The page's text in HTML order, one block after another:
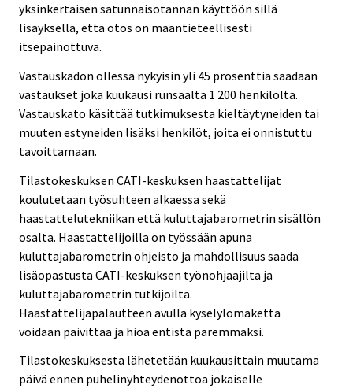
yksinkertaisen satunnaisotannan käyttöön sillä
lisäyksellä, että otos on maantieteellisesti
itsepainottuva.
Vastauskadon ollessa nykyisin yli 45 prosenttia saadaan
vastaukset joka kuukausi runsaalta 1 200 henkilöltä.
Vastauskato käsittää tutkimuksesta kieltäytyneiden tai
muuten estyneiden lisäksi henkilöt, joita ei onnistuttu
tavoittamaan.
Tilastokeskuksen CATI-keskuksen haastattelijat
koulutetaan työsuhteen alkaessa sekä
haastattelutekniikan että kuluttajabarometrin sisällön
osalta. Haastattelijoilla on työssään apuna
kuluttajabarometrin ohjeisto ja mahdollisuus saada
lisäopastusta CATI-keskuksen työnohjaajilta ja
kuluttajabarometrin tutkijoilta.
Haastattelijapalautteen avulla kyselylomaketta
voidaan päivittää ja hioa entistä paremmaksi.
Tilastokeskuksesta lähetetään kuukausittain muutama
päivä ennen puhelinyhteydenottoa jokaiselle